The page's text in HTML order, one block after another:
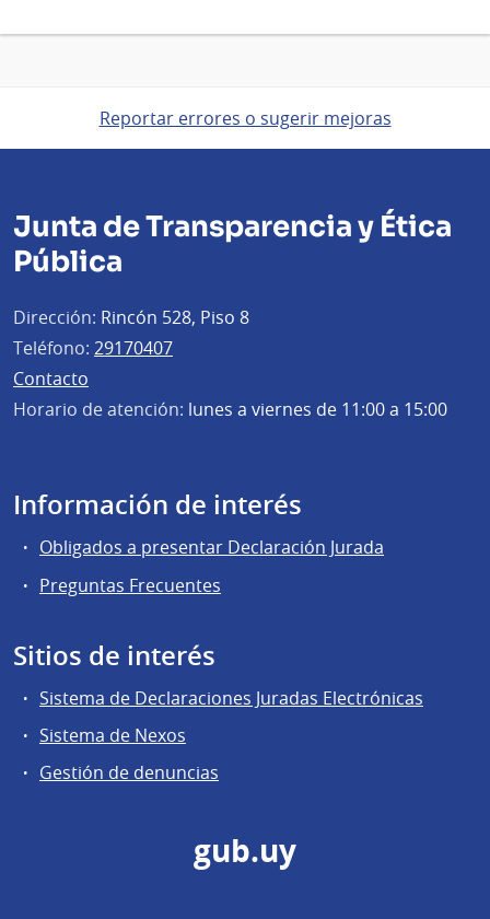
Reportar errores o sugerir mejoras
Junta de Transparencia y Ética
Pública
Dirección: Rincón 528, Piso 8
Teléfono: 29170407
Contacto
Horario de atención: lunes a viernes de 11:00 a 15:00
Información de interés
Obligados a presentar Declaración Jurada
Preguntas Frecuentes
Sitios de interés
Sistema de Declaraciones Juradas Electrónicas
Sistema de Nexos
Gestión de denuncias
gub.uy